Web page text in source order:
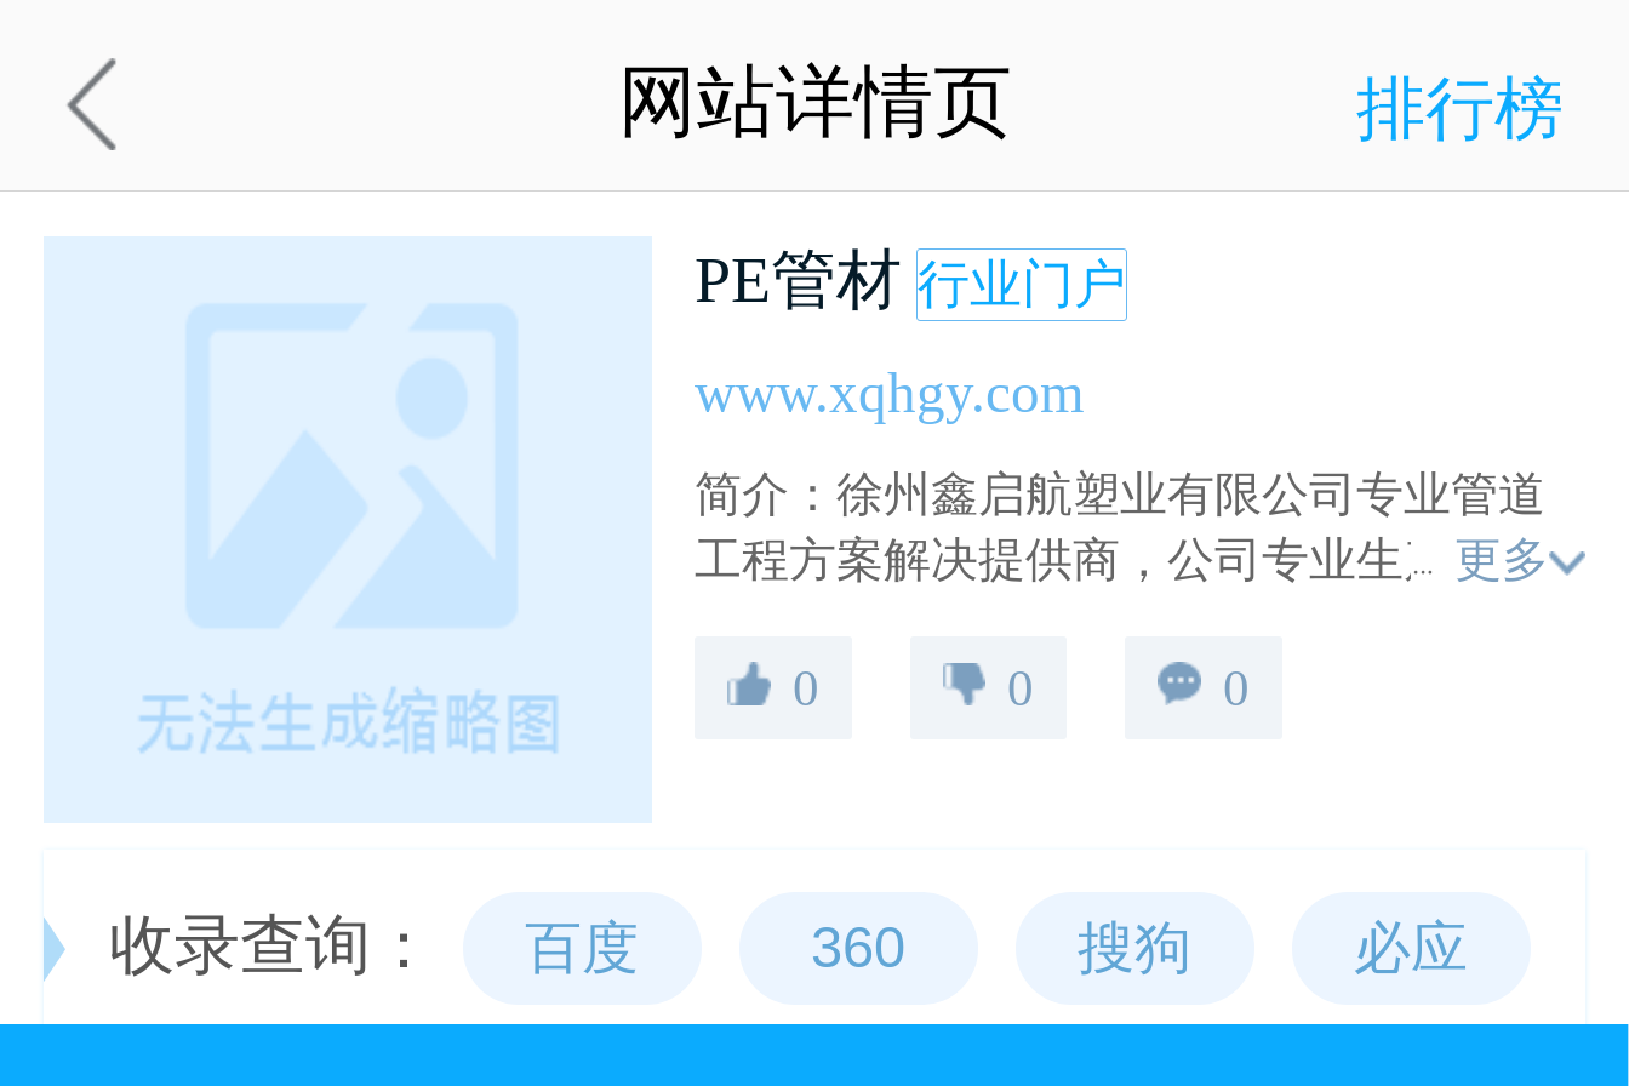
网站详情页 排行榜
PE管材 行业门户
www.xqhgy.com
简介：徐州鑫启航塑业有限公司专业管道
工程方案解决提供商，公司专业生产各口
电力管等，可定制生产DN16-DN1200PE
更多
0 0 0
收录查询： 百度 360 搜狗 必应